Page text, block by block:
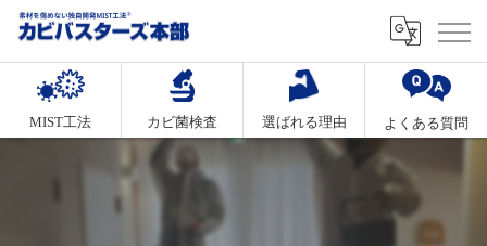
MIST工法 カビ菌検査 選ばれる理由 よくある質問